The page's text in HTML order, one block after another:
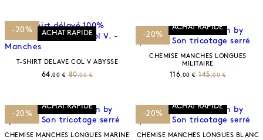
-20% ACHAT RAPIDE
T-SHIRT DELAVE COL V ABYSSE
64 ,00 € 80,00 €
-20%
ACHAT RAPIDE
CHEMISE MANCHES LONGUES
MILITAIRE
116,00 € 145,00 €
-20%
ACHAT RAPIDE
CHEMISE MANCHES LONGUES MARINE
-20%
ACHAT RAPIDE
CHEMISE MANCHES LONGUES BLANC